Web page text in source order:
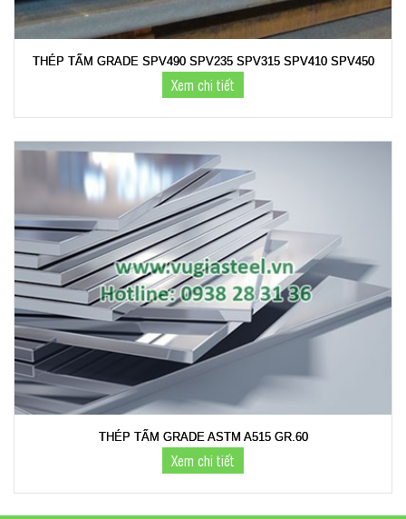
THÉP TẤM GRADE SPV490 SPV235 SPV315 SPV410 SPV450
Xem chi tiết
THÉP TẤM GRADE ASTM A515 GR.60
Xem chi tiết